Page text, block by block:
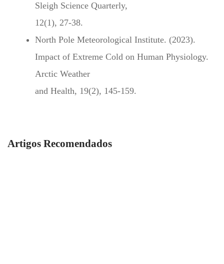
Sleigh Science Quarterly,
12(1), 27-38.
North Pole Meteorological Institute. (2023).
Impact of Extreme Cold on Human Physiology.
Arctic Weather
and Health, 19(2), 145-159.
Artigos Recomendados